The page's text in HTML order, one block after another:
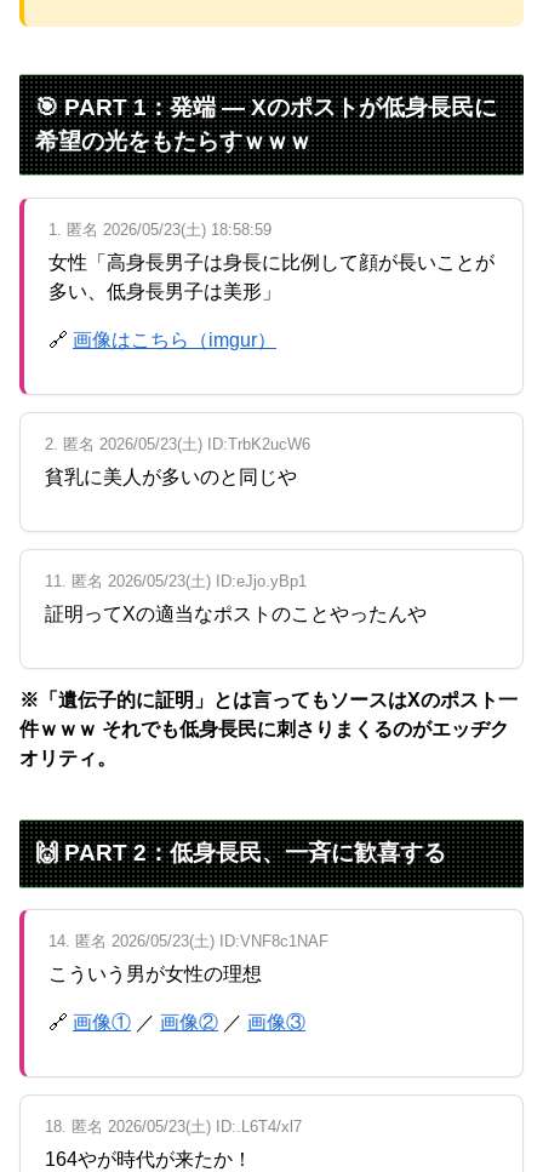
Powered by livedoor 相互RSS
🎯 PART 1：発端 ― Xのポストが低身長民に
希望の光をもたらすｗｗｗ
1. 匿名 2026/05/23(土) 18:58:59
女性「高身長男子は身長に比例して顔が長いことが
多い、低身長男子は美形」
🔗 画像はこちら（imgur）
2. 匿名 2026/05/23(土) ID:TrbK2ucW6
貧乳に美人が多いのと同じや
11. 匿名 2026/05/23(土) ID:eJjo.yBp1
証明ってXの適当なポストのことやったんや
※「遺伝子的に証明」とは言ってもソースはXのポスト一
件ｗｗｗ それでも低身長民に刺さりまくるのがエッヂク
オリティ。
🙌 PART 2：低身長民、一斉に歓喜する
14. 匿名 2026/05/23(土) ID:VNF8c1NAF
こういう男が女性の理想
🔗 画像① ／ 画像② ／ 画像③
18. 匿名 2026/05/23(土) ID:.L6T4/xl7
164やが時代が来たか！